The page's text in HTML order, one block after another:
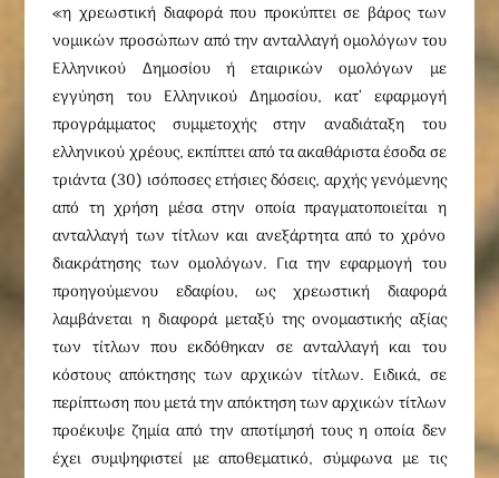
«η χρεωστική διαφορά που προκύπτει σε βάρος των
νομικών προσώπων από την ανταλλαγή ομολόγων του
Ελληνικού Δημοσίου ή εταιρικών ομολόγων με
εγγύηση του Ελληνικού Δημοσίου, κατ’ εφαρμογή
προγράμματος συμμετοχής στην αναδιάταξη του
ελληνικού χρέους, εκπίπτει από τα ακαθάριστα έσοδα σε
τριάντα (30) ισόποσες ετήσιες δόσεις, αρχής γενόμενης
από τη χρήση μέσα στην οποία πραγματοποιείται η
ανταλλαγή των τίτλων και ανεξάρτητα από το χρόνο
διακράτησης των ομολόγων. Για την εφαρμογή του
προηγούμενου εδαφίου, ως χρεωστική διαφορά
λαμβάνεται η διαφορά μεταξύ της ονομαστικής αξίας
των τίτλων που εκδόθηκαν σε ανταλλαγή και του
κόστους απόκτησης των αρχικών τίτλων. Ειδικά, σε
περίπτωση που μετά την απόκτηση των αρχικών τίτλων
προέκυψε ζημία από την αποτίμησή τους η οποία δεν
έχει συμψηφιστεί με αποθεματικό, σύμφωνα με τις